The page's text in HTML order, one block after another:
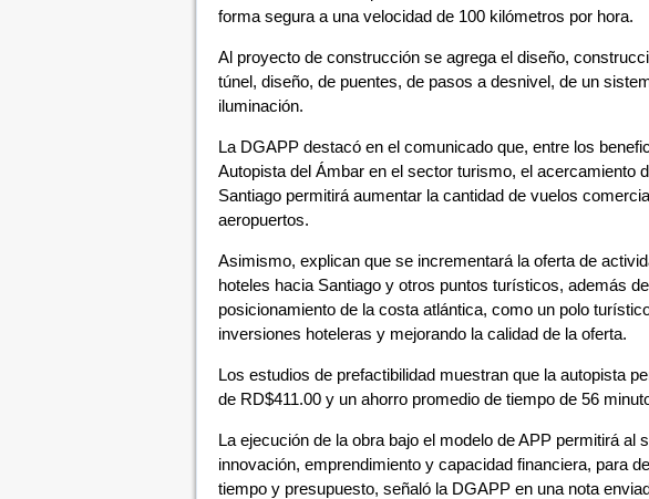
forma segura a una velocidad de 100 kilómetros por hora.
Al proyecto de construcción se agrega el diseño,
túnel, diseño, de puentes, de pasos a desnivel, de un
iluminación.
La DGAPP destacó en el comunicado que, entre los
Autopista del Ámbar en el sector turismo, el acercamiento
Santiago permitirá aumentar la cantidad de vuelos
aeropuertos.
Asimismo, explican que se incrementará la oferta de
hoteles hacia Santiago y otros puntos turísticos, además
posicionamiento de la costa atlántica, como un polo
inversiones hoteleras y mejorando la calidad de la oferta.
Los estudios de prefactibilidad muestran que la autopista
de RD$411.00 y un ahorro promedio de tiempo de 56
La ejecución de la obra bajo el modelo de APP permitirá al
innovación, emprendimiento y capacidad financiera, para
tiempo y presupuesto, señaló la DGAPP en una nota